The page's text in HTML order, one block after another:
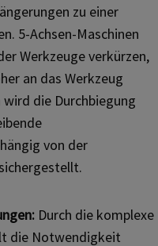
zu einer
5-Achsen-Maschinen
Werkzeuge verkürzen,
an das Werkzeug
die Durchbiegung
von der
Durch die komplexe
die Notwendigkeit